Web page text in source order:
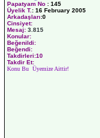
Papatyam No : 145
Üyelik T.: 16 February 2005
Arkadaşları:0
Cinsiyet:
Mesaj: 3.815
Konular:
Beğenildi:
Beğendi:
Takdirleri:10
Takdir Et:
Konu Bu Üyemize Aittir!